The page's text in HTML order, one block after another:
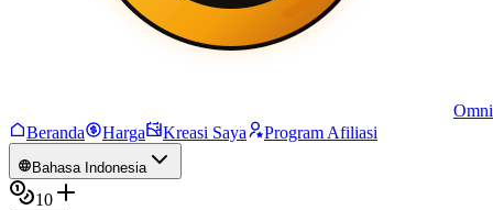
Beranda
Harga Kreasi Saya Program Afiliasi
Bahasa Indonesia
10